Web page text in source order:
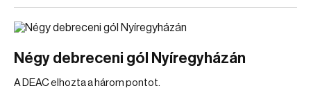
Négy debreceni gól Nyíregyházán
A DEAC elhozta a három pontot.